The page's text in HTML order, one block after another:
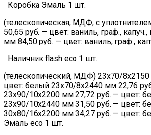
Коробка Эмаль 1 шт.
(телескопическая, МДФ, с
50,65 руб. — цвет: ваниль, граф., капуч.,
мм 84,50 руб. — цвет: ваниль, граф.,
Наличник flash eco 1 шт.
(телескопический, МДФ) 23х70/
цвет: белый 23х70/8х2440 мм 22,76
23х90/10х2200 мм 27,72 руб. — цвет:
23х90/10х2440 мм 31,50 руб. — цвет:
30х80/16х2200 мм 34,27 руб. — цвет:
Эмаль eco 1 шт.